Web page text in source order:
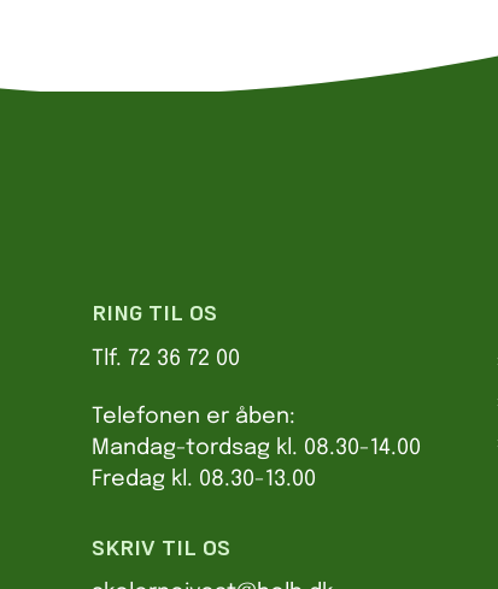
RING TIL OS
Tlf. 72 36 72 00
Telefonen er åben:
Mandag-tordsag kl. 08.30-14.00
Fredag kl. 08.30-13.00
SKRIV TIL OS